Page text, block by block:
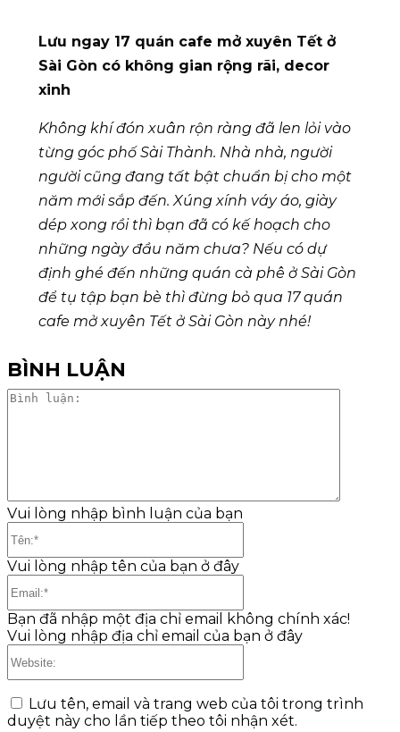
Lưu ngay 17 quán cafe mở xuyên Tết ở
Sài Gòn có không gian rộng rãi, decor
xinh
Không khí đón xuân rộn ràng đã len lỏi vào
từng góc phố Sài Thành. Nhà nhà, người
người cũng đang tất bật chuẩn bị cho một
năm mới sắp đến. Xúng xính váy áo, giày
dép xong rồi thì bạn đã có kế hoạch cho
những ngày đầu năm chưa? Nếu có dự
định ghé đến những quán cà phê ở Sài Gòn
để tụ tập bạn bè thì đừng bỏ qua 17 quán
cafe mở xuyên Tết ở Sài Gòn này nhé!
BÌNH LUẬN
Vui lòng nhập bình luận của bạn
Vui lòng nhập tên của bạn ở đây
Bạn đã nhập một địa chỉ email không chính xác!
Vui lòng nhập địa chỉ email của bạn ở đây
Lưu tên, email và trang web của tôi trong trình
duyệt này cho lần tiếp theo tôi nhận xét.